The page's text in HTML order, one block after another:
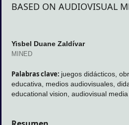
BASED ON AUDIOVISUAL
Yisbel Duane Zaldívar
MINED
Palabras clave: juegos didácticos,
educativa, medios audiovisuales,
educational vision, audiovisual media